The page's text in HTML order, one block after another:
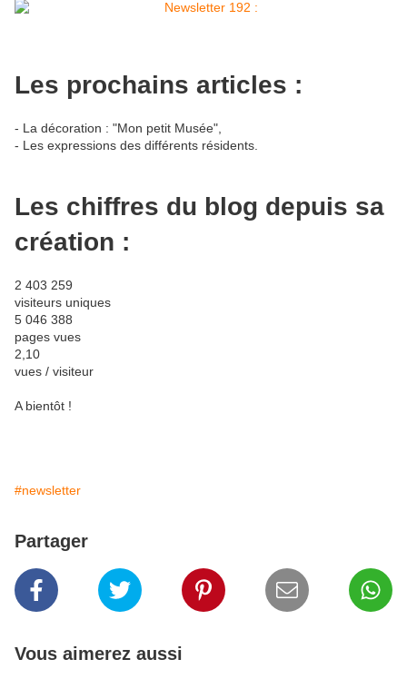
Les prochains articles :
- La décoration : "Mon petit Musée",
- Les expressions des différents résidents.
Les chiffres du blog depuis sa
création :
2 403 259
visiteurs uniques
5 046 388
pages vues
2,10
vues / visiteur
A bientôt !
#newsletter
Partager
Vous aimerez aussi